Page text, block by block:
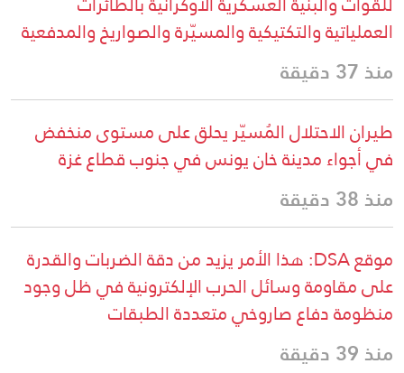
العملياتية والتكتيكية والمسيّرة والصواريخ والمدفعية
منذ 37 دقيقة
طيران الاحتلال المُسيّر يحلق على مستوى منخفض
في أجواء مدينة خان يونس في جنوب قطاع غزة
منذ 38 دقيقة
موقع DSA: هذا الأمر يزيد من دقة الضربات والقدرة
على مقاومة وسائل الحرب الإلكترونية في ظل وجود
منظومة دفاع صاروخي متعددة الطبقات
منذ 39 دقيقة